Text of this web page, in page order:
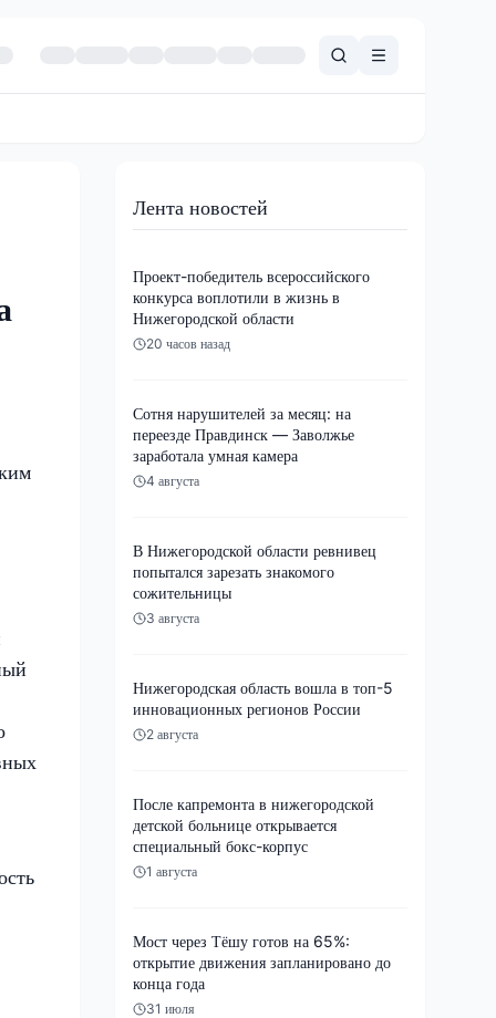
Лента новостей
Проект-победитель всероссийского
конкурса воплотили в жизнь в
Нижегородской области
20 часов назад
Сотня нарушителей за месяц: на
переезде Правдинск — Заволжье
заработала умная камера
4 августа
В Нижегородской области ревнивец
попытался зарезать знакомого
сожительницы
3 августа
Нижегородская область вошла в топ-5
инновационных регионов России
2 августа
После капремонта в нижегородской
детской больнице открывается
специальный бокс-корпус
1 августа
Мост через Тёшу готов на 65%:
открытие движения запланировано до
конца года
31 июля